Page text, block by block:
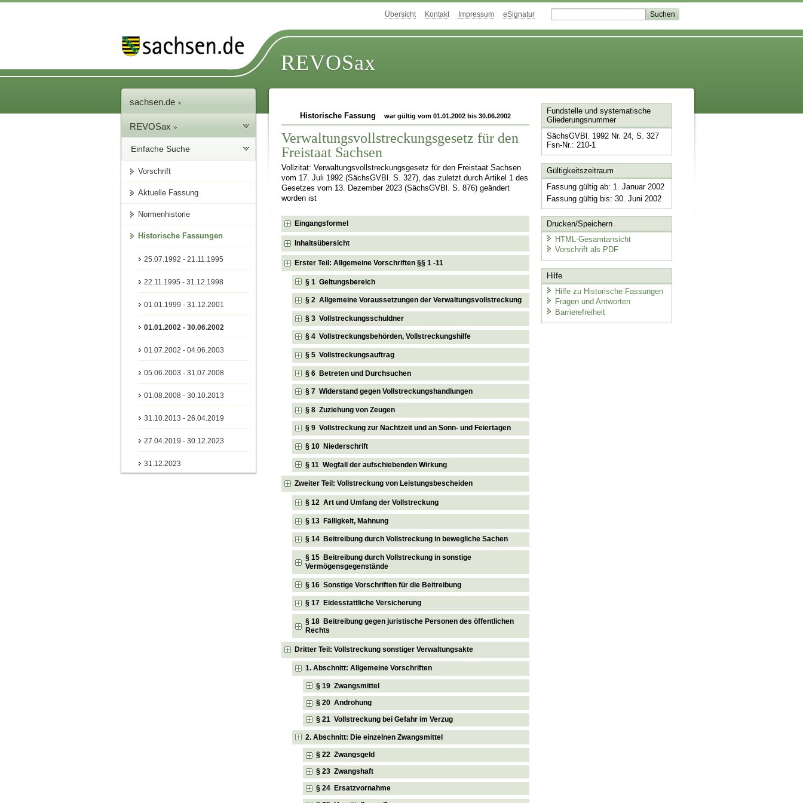
Übersicht Kontakt Impressum eSignatur
REVOSax
sachsen.de
REVOSax
Einfache Suche
Vorschrift
Aktuelle Fassung
Normenhistorie
Historische Fassungen
25.07.1992 - 21.11.1995
22.11.1995 - 31.12.1998
01.01.1999 - 31.12.2001
01.01.2002 - 30.06.2002
01.07.2002 - 04.06.2003
05.06.2003 - 31.07.2008
01.08.2008 - 30.10.2013
31.10.2013 - 26.04.2019
27.04.2019 - 30.12.2023
31.12.2023
Historische Fassung war gültig vom 01.01.2002 bis 30.06.2002
Verwaltungsvollstreckungsgesetz für den
Freistaat Sachsen
Vollzitat: Verwaltungsvollstreckungsgesetz für den Freistaat Sachsen
vom 17. Juli 1992 (SächsGVBl. S. 327), das zuletzt durch Artikel 1 des
Gesetzes vom 13. Dezember 2023 (SächsGVBl. S. 876) geändert
worden ist
Eingangsformel
Inhaltsübersicht
Erster Teil: Allgemeine Vorschriften §§ 1 -11
§ 1 Geltungsbereich
§ 2 Allgemeine Voraussetzungen der Verwaltungsvollstreckung
§ 3 Vollstreckungsschuldner
§ 4 Vollstreckungsbehörden, Vollstreckungshilfe
§ 5 Vollstreckungsauftrag
§ 6 Betreten und Durchsuchen
§ 7 Widerstand gegen Vollstreckungshandlungen
§ 8 Zuziehung von Zeugen
§ 9 Vollstreckung zur Nachtzeit und an Sonn- und Feiertagen
§ 10 Niederschrift
§ 11 Wegfall der aufschiebenden Wirkung
Zweiter Teil: Vollstreckung von Leistungsbescheiden
§ 12 Art und Umfang der Vollstreckung
§ 13 Fälligkeit, Mahnung
§ 14 Beitreibung durch Vollstreckung in bewegliche Sachen
§ 15 Beitreibung durch Vollstreckung in sonstige
Vermögensgegenstände
§ 16 Sonstige Vorschriften für die Beitreibung
§ 17 Eidesstattliche Versicherung
§ 18 Beitreibung gegen juristische Personen des öffentlichen
Rechts
Dritter Teil: Vollstreckung sonstiger Verwaltungsakte
1. Abschnitt: Allgemeine Vorschriften
§ 19 Zwangsmittel
§ 20 Androhung
§ 21 Vollstreckung bei Gefahr im Verzug
2. Abschnitt: Die einzelnen Zwangsmittel
§ 22 Zwangsgeld
§ 23 Zwangshaft
§ 24 Ersatzvornahme
Fundstelle und systematische
Gliederungsnummer
SächsGVBl. 1992 Nr. 24, S. 327
Fsn-Nr.: 210-1
Gültigkeitszeitraum
Fassung gültig ab: 1. Januar 2002
Fassung gültig bis: 30. Juni 2002
Drucken/Speichern
HTML-Gesamtansicht
Vorschrift als PDF
Hilfe
Hilfe zu Historische Fassungen
Fragen und Antworten
Barrierefreiheit